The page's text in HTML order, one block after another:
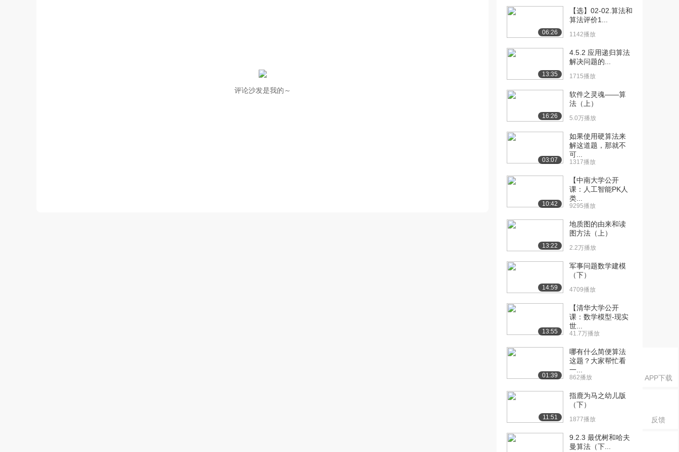
APP下载
反馈
评论沙发是我的～
1722播放
[12] 形象思维及方向性思
1756播放
[13] 创造原理及创造原则
（上）
2397播放
[14] 创造原理及创造原则
（中）
2164播放
[15] 创造原理及创造原则
（下）
14:00
[17] 创新方法（一）
2285播放
[18] 创新方法（一）
2039播放
[19] 创新方法（二）
2119播放
13:56
[20] 创新方法（二）
14:00
[21] 创新方法（二）
13:50
[22] TRIZ法概述（上）
2995播放
15:02
06:26
【选】02-02.算法和
算法评价1...
1142播放
13:35
4.5.2 应用递归算法
解决问题的...
1715播放
16:26
软件之灵魂——算
法（上）
5.0万播放
03:07
如果使用硬算法来
解这道题，那就不
可...
1317播放
10:42
【中南大学公开
课：人工智能PK人
类...
9295播放
13:22
地质图的由来和读
图方法（上）
2.2万播放
14:59
军事问题数学建模
（下）
4709播放
13:55
【清华大学公开
课：数学模型-现实
世...
41.7万播放
01:39
哪有什么简便算法
这题？大家帮忙看
一...
862播放
11:51
指鹿为马之幼儿版
（下）
1877播放
9.2.3 最优树和哈夫
曼算法（下...